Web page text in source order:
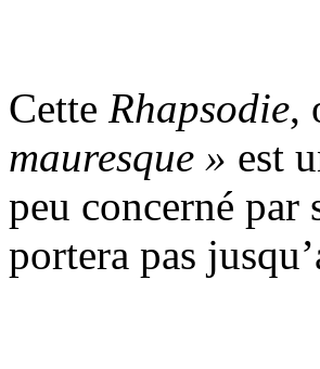
Cette Rhapsodie,
mauresque » est
peu concerné
portera pas